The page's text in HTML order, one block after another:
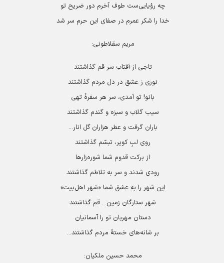
چه رؤیایی‌ست طوف آخرم دور ضریح تو
خدا را شکر عمرم در صفای این حرم سر شد
مریم سقلاطونی:
تاجی از آفتاب سر قم گذاشتند
نوری ز عشق در دل مردم گذاشتند
بانو! تو آمدی، سر هر سفرۀ تهی
سیب گلاب و سبزه و گندم گذاشتند
باران گرفت و عطر هزاران گل انار...
روی لبِ کویر، تبسّم گذاشتند
از برکت قدوم شما شوره‌زارها
رودی شدند و سر به تلاطم گذاشتند
این شهر را به عشق شما «شهر اهل‌بیت»
شهر ستارگان زمین... قم گذاشتند
دستان مهربان تو را آسمانیان
بر شانه‌های خستۀ مردم گذاشتند...
محمد حسین ملکیان: